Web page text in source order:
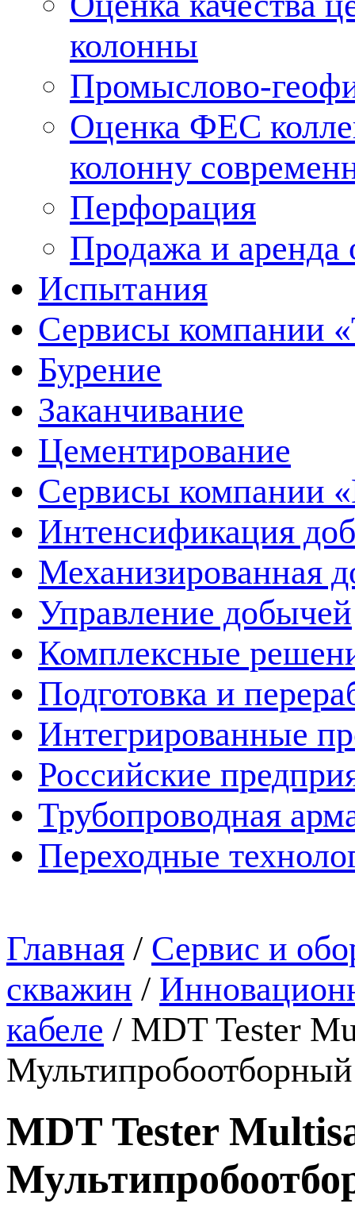
колонны
Промыслово-
Оценка ФЕС
колонну
Перфорация
Продажа и аренда
Испытания
Сервисы компании
Бурение
Заканчивание
Цементирование
Сервисы компании
Интенсификация
Механизированная
Управление добычей
Комплексные
Подготовка и
Интегрированные
Российские
Трубопроводная
Переходные
Главная / Сервис и
скважин /
кабеле / MDT Tester
MDT Tester